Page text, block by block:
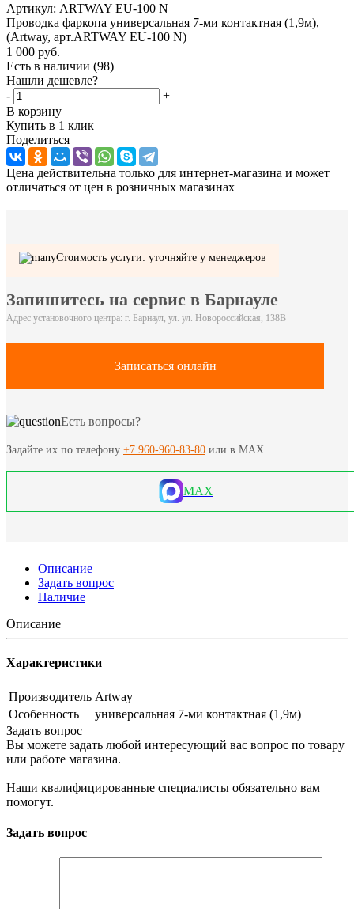
Артикул: ARTWAY EU-100 N
Проводка фаркопа универсальная 7-ми контактная (1,9м),
(Artway, арт.ARTWAY EU-100 N)
1 000 руб.
Есть в наличии (98)
Нашли дешевле?
-
+
В корзину
Купить в 1 клик
Поделиться
Цена действительна только для интернет-магазина и может
отличаться от цен в розничных магазинах
Стоимость услуги: уточняйте у менеджеров
Запишитесь на сервис в Барнауле
Адрес установочного центра: г. Барнаул, ул. ул. Новороссийская, 138В
Записаться онлайн
Есть вопросы?
Задайте их по телефону +7 960-960-83-80 или в MAX
MAX
Описание
Задать вопрос
Наличие
Описание
Характеристики
Производитель Artway
Особенность
универсальная 7-ми контактная (1,9м)
Задать вопрос
Вы можете задать любой интересующий вас вопрос по товару
или работе магазина.
Наши квалифицированные специалисты обязательно вам
помогут.
Задать вопрос